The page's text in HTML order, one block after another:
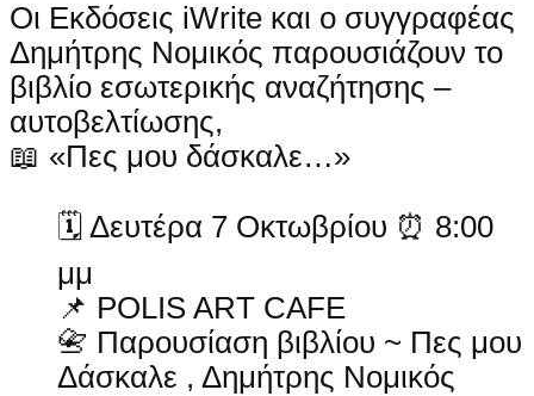
Οι Εκδόσεις iWrite και ο συγγραφέας
Δημήτρης Νομικός παρουσιάζουν το
βιβλίο εσωτερικής αναζήτησης –
αυτοβελτίωσης,
📖 «Πες μου δάσκαλε…»
🗓 Δευτέρα 7 Οκτωβρίου ⏰ 8:00
μμ
📌 POLIS ART CAFE
📇 Παρουσίαση βιβλίου ~ Πες μου
Δάσκαλε , Δημήτρης Νομικός